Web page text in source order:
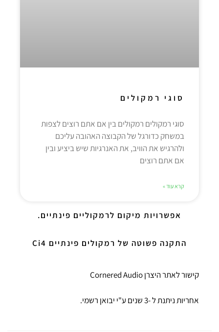
סוגי רמקולים
סוגי רמקולים רמקולים בין אם אתם רוצים לצפות
במשחק כדורגל של הקבוצה האהובה עליכם
ולהרגיש את הוויב, את האנרגיות שיש ביציע ובין
אם אתם רוצים
קרא עוד »
אפשרויות מיקום לרמקוליים פינתיים.
התקנה פשוטה של רמקולים פינתיים Ci4
קישור לאתר היצרן Cornered Audio
אחריות ניתנת ל -3 שנים ע"י יבואן רשמי.